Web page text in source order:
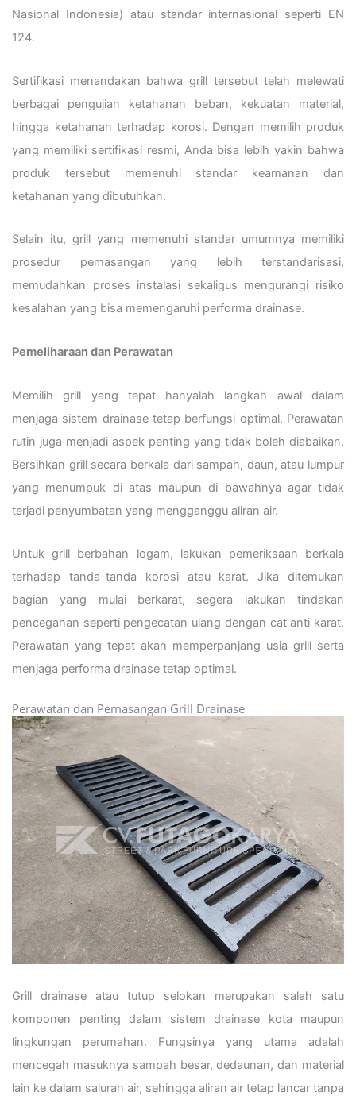
Nasional Indonesia) atau standar internasional seperti EN
124.
Sertifikasi menandakan bahwa grill tersebut telah melewati
berbagai pengujian ketahanan beban, kekuatan material,
hingga ketahanan terhadap korosi. Dengan memilih produk
yang memiliki sertifikasi resmi, Anda bisa lebih yakin bahwa
produk tersebut memenuhi standar keamanan dan
ketahanan yang dibutuhkan.
Selain itu, grill yang memenuhi standar umumnya memiliki
prosedur pemasangan yang lebih terstandarisasi,
memudahkan proses instalasi sekaligus mengurangi risiko
kesalahan yang bisa memengaruhi performa drainase.
Pemeliharaan dan Perawatan
Memilih grill yang tepat hanyalah langkah awal dalam
menjaga sistem drainase tetap berfungsi optimal. Perawatan
rutin juga menjadi aspek penting yang tidak boleh diabaikan.
Bersihkan grill secara berkala dari sampah, daun, atau lumpur
yang menumpuk di atas maupun di bawahnya agar tidak
terjadi penyumbatan yang mengganggu aliran air.
Untuk grill berbahan logam, lakukan pemeriksaan berkala
terhadap tanda-tanda korosi atau karat. Jika ditemukan
bagian yang mulai berkarat, segera lakukan tindakan
pencegahan seperti pengecatan ulang dengan cat anti karat.
Perawatan yang tepat akan memperpanjang usia grill serta
menjaga performa drainase tetap optimal.
Perawatan dan Pemasangan Grill Drainase
Grill drainase atau tutup selokan merupakan salah satu
komponen penting dalam sistem drainase kota maupun
lingkungan perumahan. Fungsinya yang utama adalah
mencegah masuknya sampah besar, dedaunan, dan material
lain ke dalam saluran air, sehingga aliran air tetap lancar tanpa